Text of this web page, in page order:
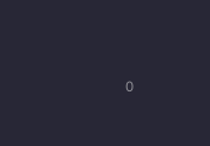
0